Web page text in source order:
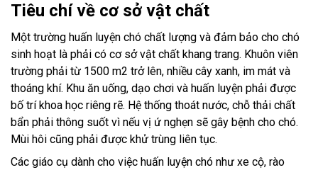
Tiêu chí về cơ sở vật chất
Một trường huấn luyện chó chất lượng và đảm bảo cho chó
sinh hoạt là phải có cơ sở vật chất khang trang. Khuôn viên
trường phải từ 1500 m2 trở lên, nhiều cây xanh, im mát và
thoáng khí. Khu ăn uống, dạo chơi và huấn luyện phải được
bố trí khoa học riêng rẽ. Hệ thống thoát nước, chỗ thải chất
bẩn phải thông suốt vì nếu vị ứ nghẹn sẽ gây bệnh cho chó.
Mùi hôi cũng phải được khử trùng liên tục.
Các giáo cụ dành cho việc huấn luyện chó như xe cộ, rào